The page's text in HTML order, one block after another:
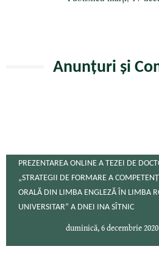
Anunțuri și
PREZENTAREA ONLINE A TEZEI DE
„STRATEGII DE FORMARE A
ORALĂ DIN LIMBA ENGLEZĂ ÎN LIMBA
UNIVERSITAR” A DNEI INA SÎTNIC
duminică, 6 decembrie 2020